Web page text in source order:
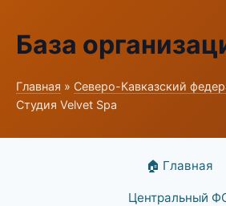
База
Главная » Северо-Кавказский
Студия Velvet Spa
🏠 Главная
Центральный